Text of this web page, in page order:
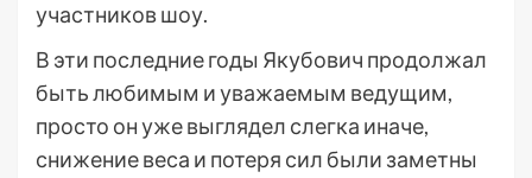
участников шоу.
В эти последние годы Якубович продолжал
быть любимым и уважаемым ведущим,
просто он уже выглядел слегка иначе,
снижение веса и потеря сил были заметны